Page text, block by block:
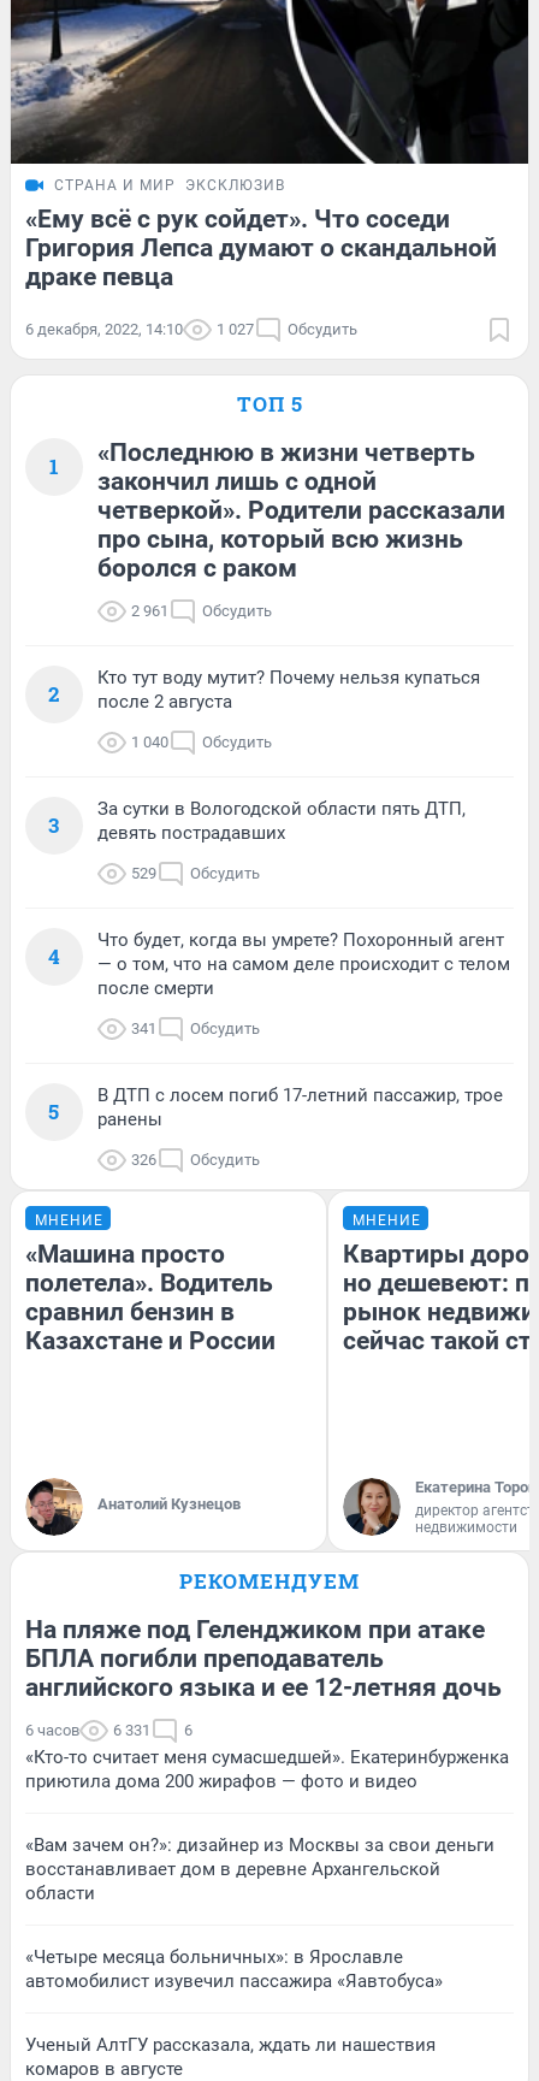
СТРАНА И МИР ЭКСКЛЮЗИВ
«Ему всё с рук сойдет». Что соседи
Григория Лепса думают о скандальной
драке певца
6 декабря, 2022, 14:10 1 027 Обсудить
ТОП 5
1
«Последнюю в жизни четверть
закончил лишь с одной
четверкой». Родители рассказали
про сына, который всю жизнь
боролся с раком
2 961 Обсудить
2
Кто тут воду мутит? Почему нельзя купаться
после 2 августа
1 040 Обсудить
3
За сутки в Вологодской области пять ДТП,
девять пострадавших
529 Обсудить
4
Что будет, когда вы умрете? Похоронный агент
— о том, что на самом деле происходит с телом
после смерти
341 Обсудить
5
В ДТП с лосем погиб 17-летний пассажир, трое
ранены
326 Обсудить
МНЕНИЕ
«Машина просто
полетела». Водитель
сравнил бензин в
Казахстане и России
Анатолий Кузнецов
МНЕНИЕ
Квартиры
но дешевеют:
рынок
сейчас такой
Екатерина
директор
недвижимости
РЕКОМЕНДУЕМ
На пляже под Геленджиком при атаке
БПЛА погибли преподаватель
английского языка и ее 12-летняя дочь
6 часов 6 331 6
«Кто-то считает меня сумасшедшей». Екатеринбурженка
приютила дома 200 жирафов — фото и видео
«Вам зачем он?»: дизайнер из Москвы за свои деньги
восстанавливает дом в деревне Архангельской
области
«Четыре месяца больничных»: в Ярославле
автомобилист изувечил пассажира «Яавтобуса»
Ученый АлтГУ рассказала, ждать ли нашествия
комаров в августе